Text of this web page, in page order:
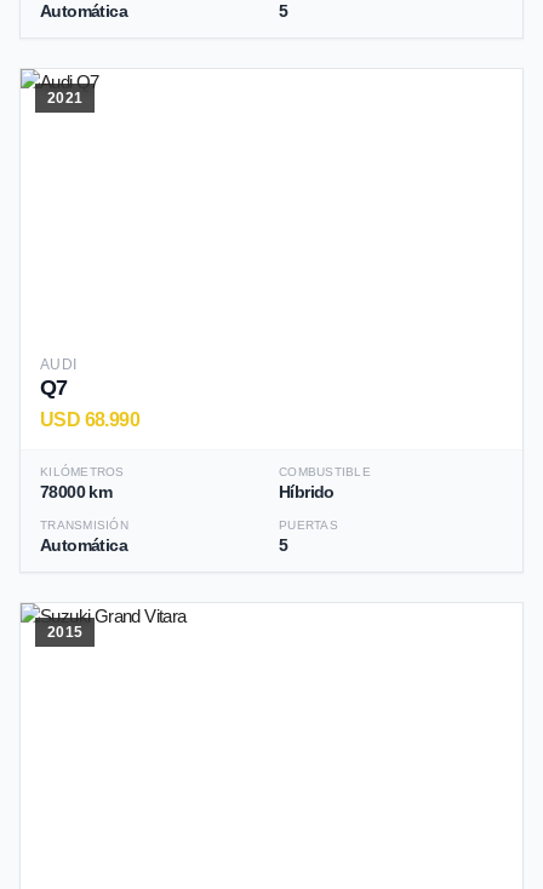
Automática 5
2021
AUDI
Q7
USD 68.990
KILÓMETROS
78000 km
COMBUSTIBLE
Híbrido
TRANSMISIÓN
Automática
PUERTAS
5
2015